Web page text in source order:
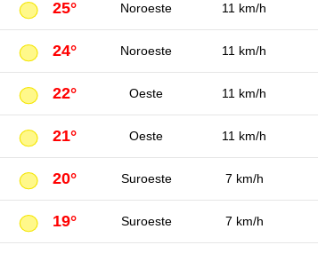
25° Noroeste 11 km/h
24° Noroeste 11 km/h
22° Oeste 11 km/h
21° Oeste 11 km/h
20° Suroeste 7 km/h
19° Suroeste 7 km/h